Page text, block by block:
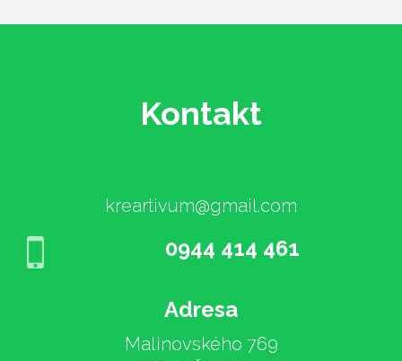
Kontakt
kreartivum@gmail.com
0944 414 461
Adresa
Malinovského 769